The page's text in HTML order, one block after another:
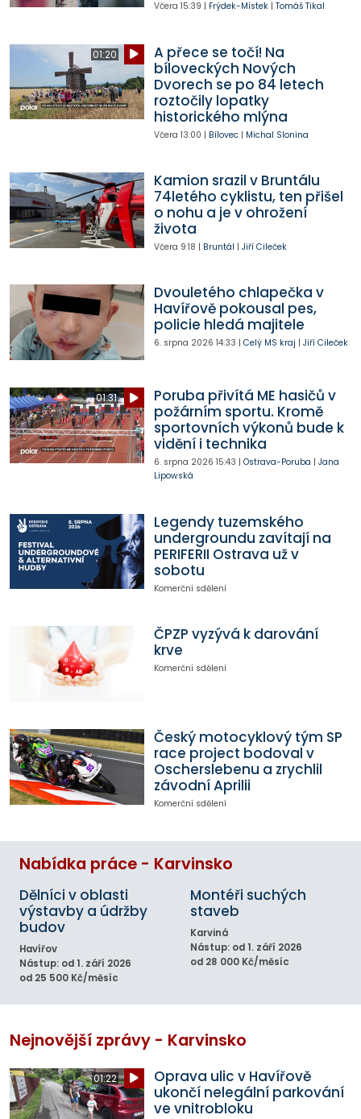
Včera 15:39 | Frýdek-Místek| Tomáš Tikal
01:20
A přece se točí! Na
bíloveckých Nových
Dvorech se po 84 letech
roztočily lopatky
historického mlýna
Včera 13:00 | Bílovec| Michal Slonina
Kamion srazil v Bruntálu
74letého cyklistu, ten přišel
o nohu a je v ohrožení
života
Včera 9:18 | Bruntál | Jiří Cileček
Dvouletého chlapečka v
Havířově pokousal pes,
policie hledá majitele
6. srpna 2026 14:33 | Celý MS kraj | Jiří Cileček
01:31
Poruba přivítá ME hasičů v
požárním sportu. Kromě
sportovních výkonů bude k
vidění i technika
6. srpna 2026 15:43 | Ostrava-Poruba | Jana
Lipowská
Legendy tuzemského
undergroundu zavítají na
PERIFERII Ostrava už v
sobotu
Komerční sdělení
ČPZP vyzývá k darování
krve
Komerční sdělení
Český motocyklový tým SP
race project bodoval v
Oscherslebenu a zrychlil
závodní Aprilii
Komerční sdělení
Nabídka práce - Karvinsko
Dělníci v oblasti
výstavby a údržby
budov
Havířov
Nástup: od 1. září 2026
od 25 500 Kč/měsíc
Montéři suchých
staveb
Karviná
Nástup: od 1. září 2026
od 28 000 Kč/měsíc
Nejnovější zprávy - Karvinsko
01:22
Oprava ulic v Havířově
ukončí nelegální parkování
ve vnitrobloku